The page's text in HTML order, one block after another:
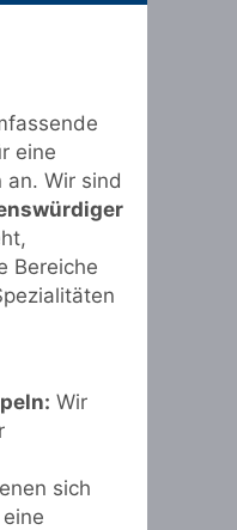
eine
an. Wir sind
Bereiche
Wir
sich